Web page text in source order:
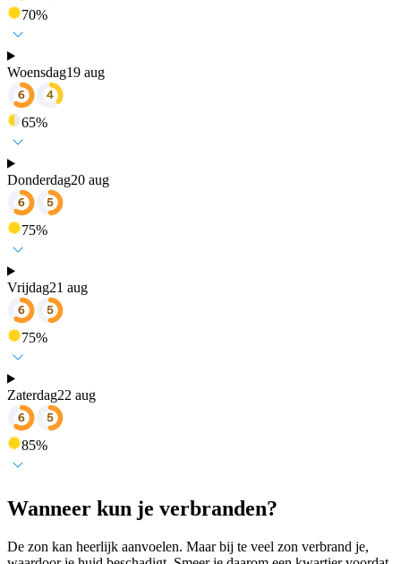
70%
Woensdag19 aug
65%
Donderdag20 aug
75%
Vrijdag21 aug
75%
Zaterdag22 aug
85%
Wanneer kun je verbranden?
De zon kan heerlijk aanvoelen. Maar bij te veel zon verbrand je,